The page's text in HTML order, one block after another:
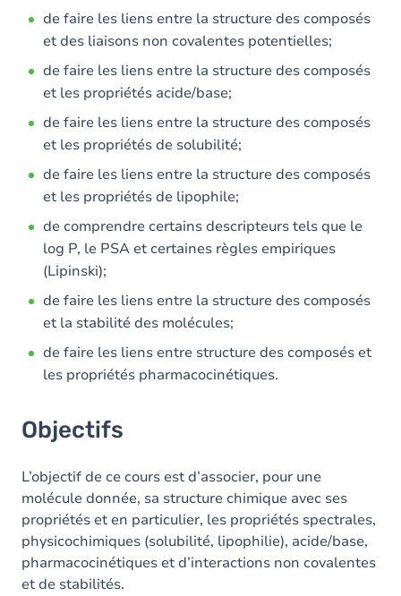
de faire les liens entre la structure des composés
et des liaisons non covalentes potentielles;
de faire les liens entre la structure des composés
et les propriétés acide/base;
de faire les liens entre la structure des composés
et les propriétés de solubilité;
de faire les liens entre la structure des composés
et les propriétés de lipophile;
de comprendre certains descripteurs tels que le
log P, le PSA et certaines règles empiriques
(Lipinski);
de faire les liens entre la structure des composés
et la stabilité des molécules;
de faire les liens entre structure des composés et
les propriétés pharmacocinétiques.
Objectifs
L’objectif de ce cours est d’associer, pour une
molécule donnée, sa structure chimique avec ses
propriétés et en particulier, les propriétés spectrales,
physicochimiques (solubilité, lipophilie), acide/base,
pharmacocinétiques et d’interactions non covalentes
et de stabilités.